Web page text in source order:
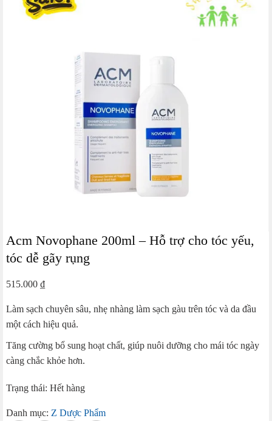
Acm Novophane 200ml – Hỗ trợ cho tóc yếu,
tóc dễ gãy rụng
515.000 ₫
Làm sạch chuyên sâu, nhẹ nhàng làm sạch gàu trên tóc và da đầu
một cách hiệu quả.
Tăng cường bổ sung hoạt chất, giúp nuôi dưỡng cho mái tóc ngày
càng chắc khỏe hơn.
Trạng thái: Hết hàng
Danh mục: Z Dược Phẩm